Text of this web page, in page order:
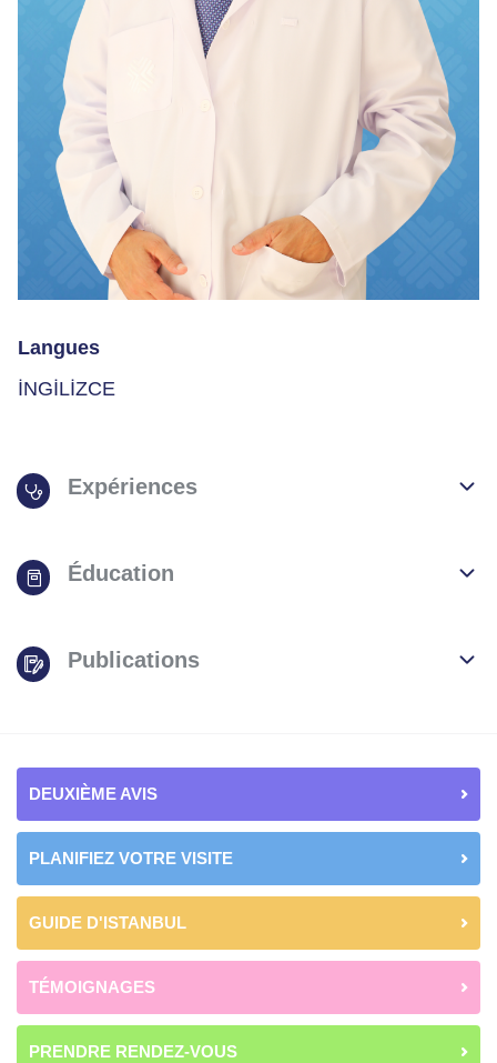
Langues
İNGİLİZCE
Expériences
Éducation
Publications
DEUXIÈME AVIS
PLANIFIEZ VOTRE VISITE
GUIDE D'ISTANBUL
TÉMOIGNAGES
PRENDRE RENDEZ-VOUS